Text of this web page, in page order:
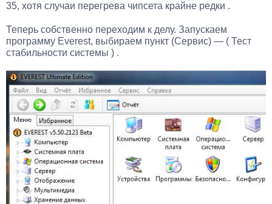
35, хотя случаи перегрева чипсета крайне редки .
Теперь собственно переходим к делу. Запускаем
программу Everest, выбираем пункт (Сервис) — ( Тест
стабильности системы ) .